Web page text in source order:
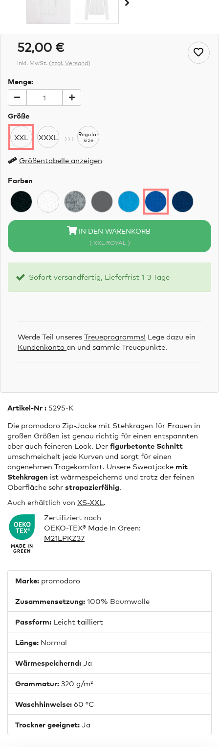
52,00 €
inkl. MwSt. (zzgl. Versand)
Menge:
Größe
XXL XXXL ›››
Regular
size
Größentabelle anzeigen
Farben
IN DEN WARENKORB
( XXL ROYAL )
Sofort versandfertig, Lieferfrist 1-3 Tage
Werde Teil unseres Treueprogramms! Lege dazu ein
Kundenkonto an und sammle Treuepunkte.
Artikel-Nr : 5295-K
Die promodoro Zip-Jacke mit Stehkragen für Frauen in
großen Größen ist genau richtig für einen entspannten
aber auch feineren Look. Der figurbetonte Schnitt
umschmeichelt jede Kurven und sorgt für einen
angenehmen Tragekomfort. Unsere Sweatjacke mit
Stehkragen ist wärmespeichernd und trotz der feinen
Oberfläche sehr strapazierfähig.
Auch erhältlich von XS-XXL .
Zertifiziert nach
OEKO-TEX® Made In Green:
M21LPKZ37
Marke: promodoro
Zusammensetzung: 100% Baumwolle
Passform: Leicht tailliert
Länge: Normal
Wärmespeichernd: Ja
Grammatur: 320 g/m²
Waschhinweise: 60 °C
Trockner geeignet: Ja